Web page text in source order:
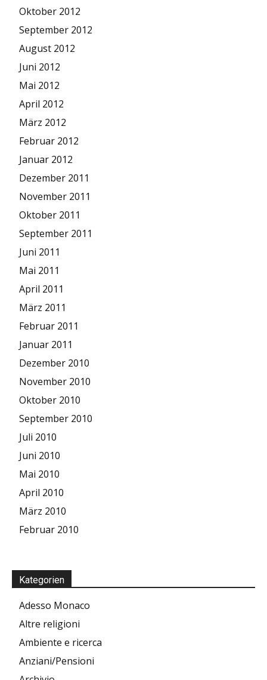
Oktober 2012
September 2012
August 2012
Juni 2012
Mai 2012
April 2012
März 2012
Februar 2012
Januar 2012
Dezember 2011
November 2011
Oktober 2011
September 2011
Juni 2011
Mai 2011
April 2011
März 2011
Februar 2011
Januar 2011
Dezember 2010
November 2010
Oktober 2010
September 2010
Juli 2010
Juni 2010
Mai 2010
April 2010
März 2010
Februar 2010
Kategorien
Adesso Monaco
Altre religioni
Ambiente e ricerca
Anziani/Pensioni